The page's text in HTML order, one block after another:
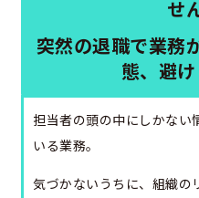
せ
突然の退職で業
態、避け
担当者の頭の中にしかない
いる業務。
気づかないうちに、組織の